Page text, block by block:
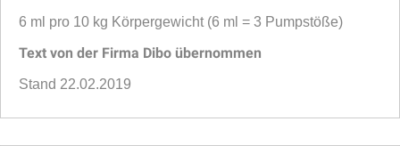
6 ml pro 10 kg Körpergewicht (6 ml = 3 Pumpstöße)
Text von der Firma Dibo übernommen
Stand 22.02.2019